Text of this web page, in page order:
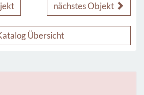
nächstes Objekt
Übersicht